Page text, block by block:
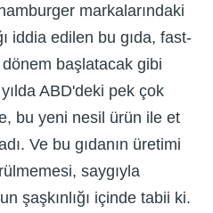
markalarındaki
iddia edilen bu gıda, fast-
başlatacak gibi
ABD'deki pek çok
bu yeni nesil ürün ile et
Ve bu gıdanın üretimi
saygıyla
şaşkınlığı içinde tabii ki.